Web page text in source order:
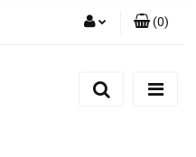
Zarejestruj się
(0)